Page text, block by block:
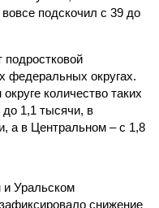
подскочил с 39 до
федеральных округах.
количество таких
1,1 тысячи, в
а в Центральном – с 1,8
и Уральском
снижение